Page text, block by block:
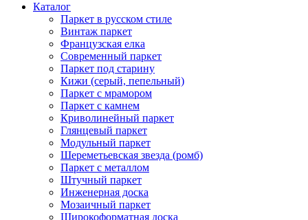
Каталог
Паркет в русском стиле
Винтаж паркет
Французская елка
Современный паркет
Паркет под старину
Кижи (серый, пепельный)
Паркет с мрамором
Паркет с камнем
Криволинейный паркет
Глянцевый паркет
Модульный паркет
Шереметьевская звезда (ромб)
Паркет с металлом
Штучный паркет
Инженерная доска
Мозаичный паркет
Широкоформатная доска